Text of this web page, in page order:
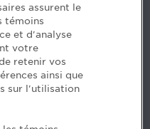
à notre équipe >
votre carrière? Voyez
assurent le
témoins
et d'analyse
votre
retenir vos
ainsi que
sur l'utilisation